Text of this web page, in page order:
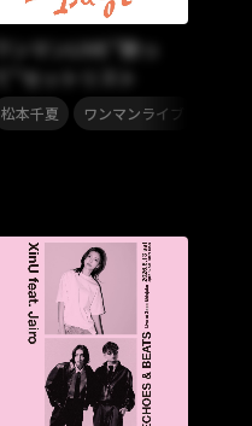
ワンマンLIVE”歌っ
て”セットリスト
松本千夏 ワンマンライブ